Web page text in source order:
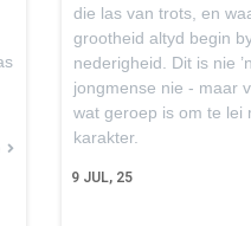
9 JUL, 25
die las van trots, en
grootheid altyd begin
nederigheid. Dit is nie
jongmense nie - maar
wat geroep is om te lei
karakter.